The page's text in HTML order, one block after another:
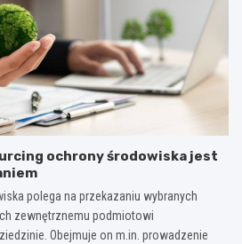
ochrony środowiska jest
polega na przekazaniu wybranych
zewnętrznemu podmiotowi
Obejmuje on m.in. prowadzenie